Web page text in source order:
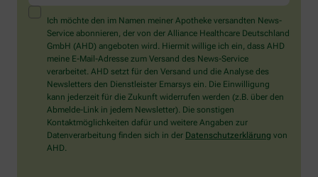
ein
Mensch?
Dann
wählen
Sie
bitte
den
Stern.
Ich möchte den im Namen meiner Apotheke versandten News-
Service abonnieren, der von der Alliance Healthcare Deutschland
GmbH (AHD) angeboten wird. Hiermit willige ich ein, dass AHD
meine E-Mail-Adresse zum Versand des News-Service
verarbeitet. AHD setzt für den Versand und die Analyse des
Newsletters den Dienstleister Emarsys ein. Die Einwilligung
kann jederzeit für die Zukunft widerrufen werden (z.B. über den
Abmelde-Link in jedem Newsletter). Die sonstigen
Kontaktmöglichkeiten dafür und weitere Angaben zur
Datenverarbeitung finden sich in der Datenschutzerklärung von
AHD.